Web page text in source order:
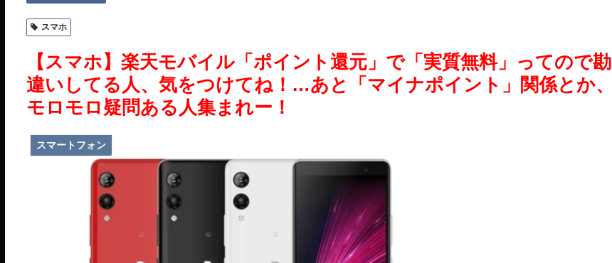
スマホ
【スマホ】楽天モバイル「ポイント還元」で「実質無料」ってので勘
違いしてる人、気をつけてね！…あと「マイナポイント」関係とか、
モロモロ疑問ある人集まれー！
スマートフォン